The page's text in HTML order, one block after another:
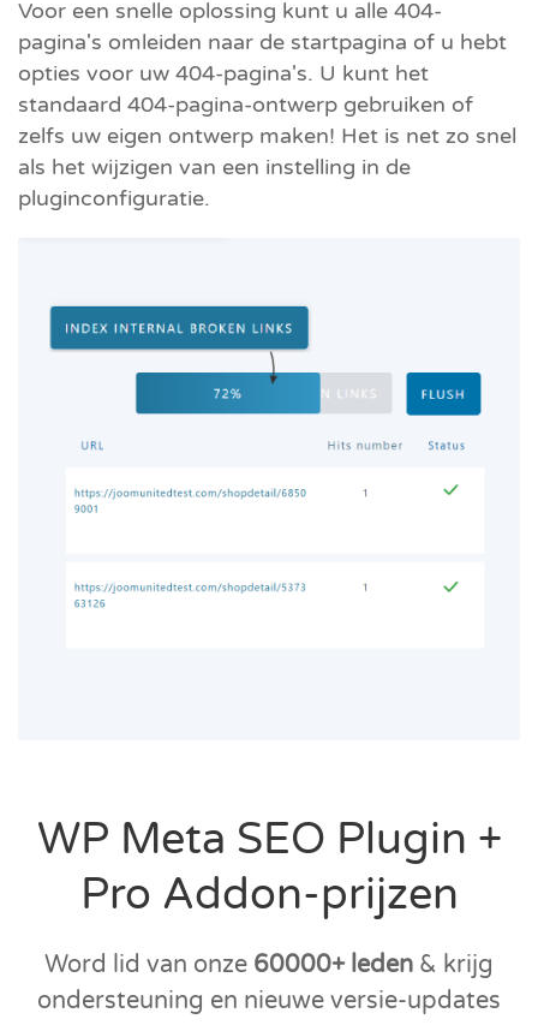
Voor een snelle oplossing kunt u alle 404-
pagina's omleiden naar de startpagina of u hebt
opties voor uw 404-pagina's. U kunt het
standaard 404-pagina-ontwerp gebruiken of
zelfs uw eigen ontwerp maken! Het is net zo snel
als het wijzigen van een instelling in de
pluginconfiguratie.
WP Meta SEO Plugin +
Pro Addon-prijzen
Word lid van onze 60000+ leden & krijg
ondersteuning en nieuwe versie-updates